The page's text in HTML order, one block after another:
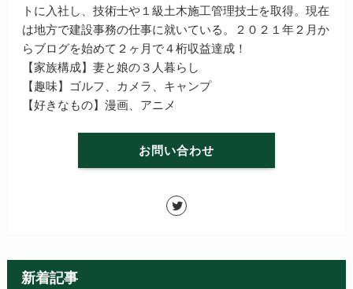
トに入社し、技術士や１級土木施工管理技士を取得。現在
は地方で建設事務の仕事に就いている。２０２１年２月か
らブログを始めて２ヶ月で４桁収益達成！
【家族構成】妻と娘の３人暮らし
【趣味】ゴルフ、カメラ、キャンプ
【好きなもの】漫画、アニメ
お問い合わせ
新着記事